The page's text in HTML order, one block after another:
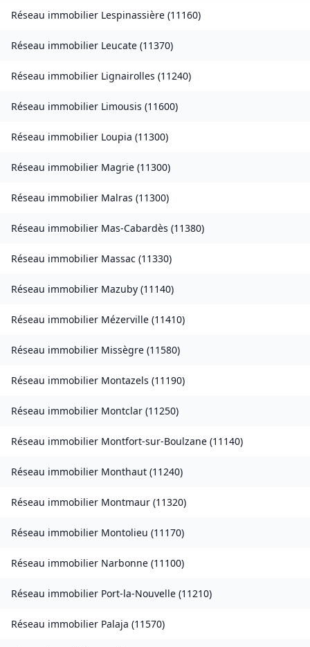
Réseau immobilier Lespinassière (11160)
Réseau immobilier Leucate (11370)
Réseau immobilier Lignairolles (11240)
Réseau immobilier Limousis (11600)
Réseau immobilier Loupia (11300)
Réseau immobilier Magrie (11300)
Réseau immobilier Malras (11300)
Réseau immobilier Mas-Cabardès (11380)
Réseau immobilier Massac (11330)
Réseau immobilier Mazuby (11140)
Réseau immobilier Mézerville (11410)
Réseau immobilier Missègre (11580)
Réseau immobilier Montazels (11190)
Réseau immobilier Montclar (11250)
Réseau immobilier Montfort-sur-Boulzane (11140)
Réseau immobilier Monthaut (11240)
Réseau immobilier Montmaur (11320)
Réseau immobilier Montolieu (11170)
Réseau immobilier Narbonne (11100)
Réseau immobilier Port-la-Nouvelle (11210)
Réseau immobilier Palaja (11570)